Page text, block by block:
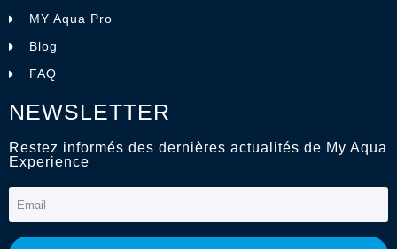
MY Aqua Pro
Blog
FAQ
NEWSLETTER
Restez informés des dernières actualités de My Aqua
Experience